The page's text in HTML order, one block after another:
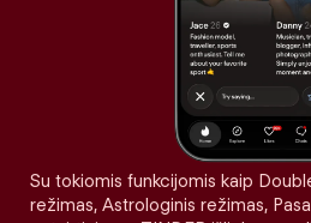
Su tokiomis funkcijomis kaip
režimas, Astrologinis režimas,